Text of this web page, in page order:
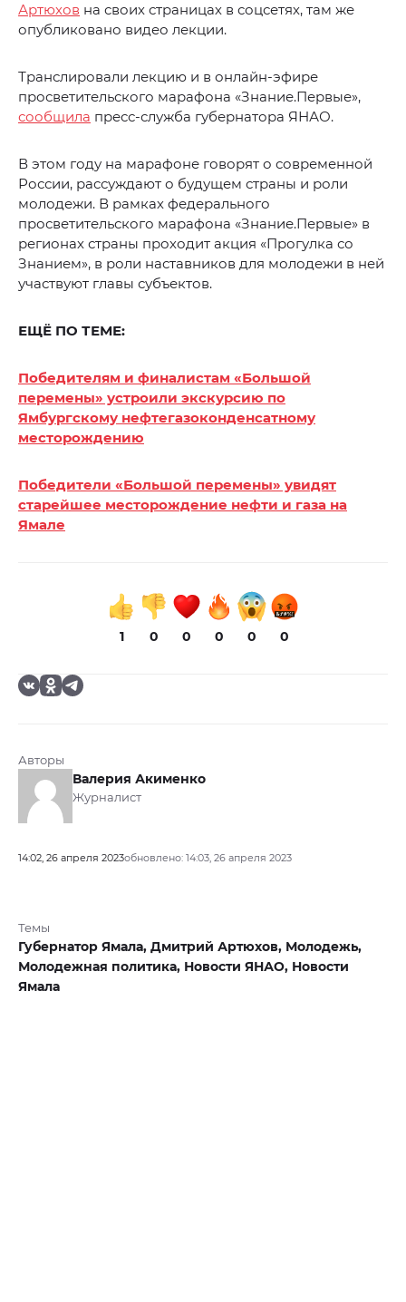
Артюхов на своих страницах в соцсетях, там же
опубликовано видео лекции.
Транслировали лекцию и в онлайн-эфире
просветительского марафона «Знание.Первые»,
сообщила пресс-служба губернатора ЯНАО.
В этом году на марафоне говорят о современной
России, рассуждают о будущем страны и роли
молодежи. В рамках федерального
просветительского марафона «Знание.Первые» в
регионах страны проходит акция «Прогулка со
Знанием», в роли наставников для молодежи в ней
участвуют главы субъектов.
ЕЩЁ ПО ТЕМЕ:
Победителям и финалистам «Большой
перемены» устроили экскурсию по
Ямбургскому нефтегазоконденсатному
месторождению
Победители «Большой перемены» увидят
старейшее месторождение нефти и газа на
Ямале
1 0 0 0 0 0
Авторы
Валерия Акименко
Журналист
14:02, 26 апреля 2023обновлено: 14:03, 26 апреля 2023
Темы
Губернатор Ямала, Дмитрий Артюхов, Молодежь,
Молодежная политика, Новости ЯНАО, Новости
Ямала